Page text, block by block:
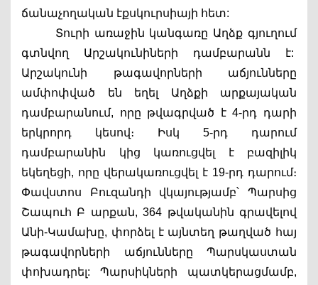
ճանաչողական էքսկուրսիայի հետ:
Տուրի առաջին կանգառը Աղձք գյուղում
գտնվող Արշակունիների դամբարանն է:
Արշակունի թագավորների աճյունները
ամփոփված են եղել Աղձքի արքայական
դամբարանում, որը թվագրված է 4-րդ դարի
երկրորդ կեսով։ Իսկ 5-րդ դարում
դամբարանին կից կառուցվել է բազիլիկ
եկեղեցի, որը վերակառուցվել է 19-րդ դարում։
Փավստոս Բուզանդի վկայությամբ՝ Պարսից
Շապուհ Բ արքան, 364 թվականին գրավելով
Անի-Կամախը, փորձել է այնտեղ թաղված հայ
թագավորների աճյունները Պարսկաստան
փոխադրել: Պարսիկների պատկերացմամբ,